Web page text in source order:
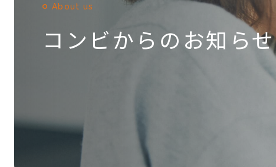
About us
コンビからのお知らせ